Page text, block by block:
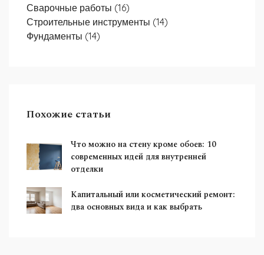
Сварочные работы (16)
Строительные инструменты (14)
Фундаменты (14)
Похожие статьи
Что можно на стену кроме обоев: 10
современных идей для внутренней
отделки
Капитальный или косметический ремонт:
два основных вида и как выбрать